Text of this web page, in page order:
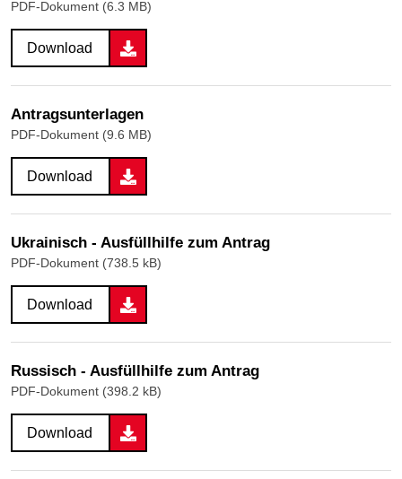
PDF-Dokument (6.3 MB)
Download
Antragsunterlagen
PDF-Dokument (9.6 MB)
Download
Ukrainisch - Ausfüllhilfe zum Antrag
PDF-Dokument (738.5 kB)
Download
Russisch - Ausfüllhilfe zum Antrag
PDF-Dokument (398.2 kB)
Download